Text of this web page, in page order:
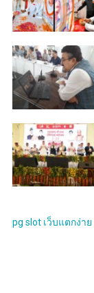
pg slot เว็บแตกง่าย